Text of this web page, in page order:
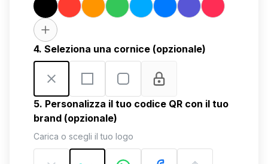
4. Seleziona una cornice (opzionale)
5. Personalizza il tuo codice QR con il tuo
brand (opzionale)
Carica o scegli il tuo logo